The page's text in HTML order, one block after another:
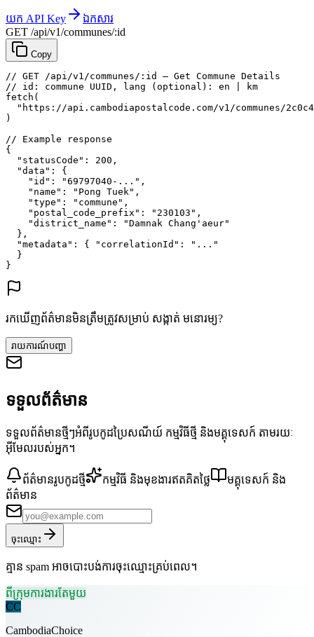
យក API Key
ឯកសារ
GET /api/v1/communes/:id
Copy
// GET /api/v1/communes/:id — Get Commune Details
// id: commune UUID, lang (optional): en | km
fetch (
"https://api.cambodiapostalcode.com/v1/communes/
)
// Example response
{
"statusCode" : 200 ,
"data" : {
"id" : "69797040-..." ,
"name" : "Pong Tuek" ,
"type" : "commune" ,
"postal_code_prefix" : "230103" ,
"district_name" :
"Damnak Chang'aeur"
},
"metadata" : { "correlationId" :
"..."
}
}
រកឃើញព័ត៌មានមិនត្រឹមត្រូវសម្រាប់ សង្កាត់ មនោរម្យ?
រាយការណ៍បញ្ហា
ទទួលព័ត៌មាន
ទទួលព័ត៌មានថ្មីៗអំពីរូបកូដប្រៃសណីយ៍ កម្មវិធីថ្មី និងមគ្គុទេសក៍ តាមរយៈ
អ៊ីមែលរបស់អ្នក។
ព័ត៌មានរូបកូដថ្មី កម្មវិធី និងមុខងារឥតគិតថ្លៃ
មគ្គុទេសក៍ និង
ព័ត៌មាន
ចុះឈ្មោះ
គ្មាន spam អាចបោះបង់ការចុះឈ្មោះគ្រប់ពេល។
ពីក្រុមការងារតែមួយ
CC
CambodiaChoice